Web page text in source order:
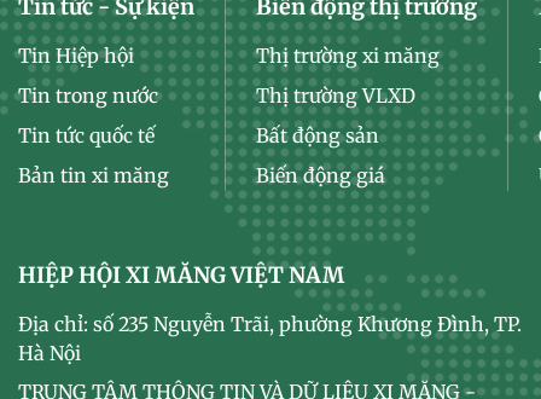
Tin tức - Sự kiện
Tin Hiệp hội
Tin trong nước
Tin tức quốc tế
Bản tin xi măng
Biến động thị trường
Thị trường xi măng
Thị trường VLXD
Bất động sản
Biến động giá
HIỆP HỘI XI MĂNG VIỆT NAM
Địa chỉ: số 235 Nguyễn Trãi, phường Khương Đình, TP.
Hà Nội
TRUNG TÂM THÔNG TIN VÀ DỮ LIỆU XI MĂNG -